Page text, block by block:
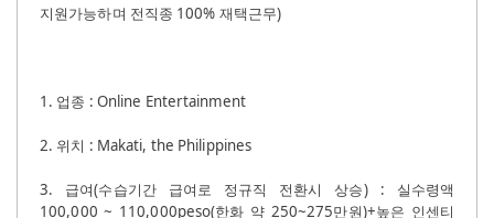
지원가능하며 전직종 100% 재택근무)
1. 업종 : Online Entertainment
2. 위치 : Makati, the Philippines
3. 급여(수습기간 급여로 정규직 전환시 상승) : 실수령액
100,000 ~ 110,000peso(한화 약 250~275만원)+높은 인센티